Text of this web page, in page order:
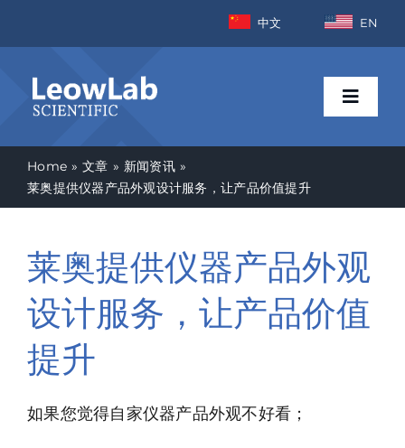
中文 EN
Toggle
首页
产品
新闻资讯
资源中心
Home 文章
新闻资讯
莱奥提供仪器产品外观设计服务，让产品价值提升
莱奥提供仪器产品外观
设计服务，让产品价值
提升
如果您觉得自家仪器产品外观不好看；